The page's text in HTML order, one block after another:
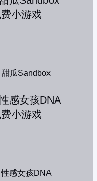
甜瓜Sandbox
性感女孩DNA